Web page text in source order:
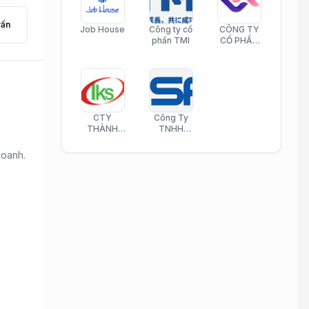
Job House
Công ty cổ
phần TMI
CÔNG TY
CỔ PHẦN
CTY
THÀNH
PHAMATECH
Công Ty
TNHH
Phần Mềm